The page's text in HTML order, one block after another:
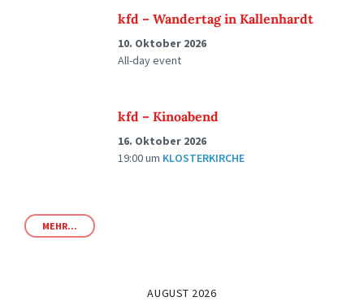
kfd – Wandertag in Kallenhardt
10. Oktober 2026
All-day event
kfd – Kinoabend
16. Oktober 2026
19:00um KLOSTERKIRCHE
MEHR...
AUGUST 2026